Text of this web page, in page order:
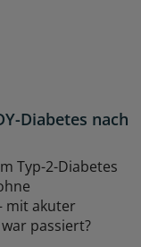
Diabetes nach
Typ-2-Diabetes
mit akuter
passiert?